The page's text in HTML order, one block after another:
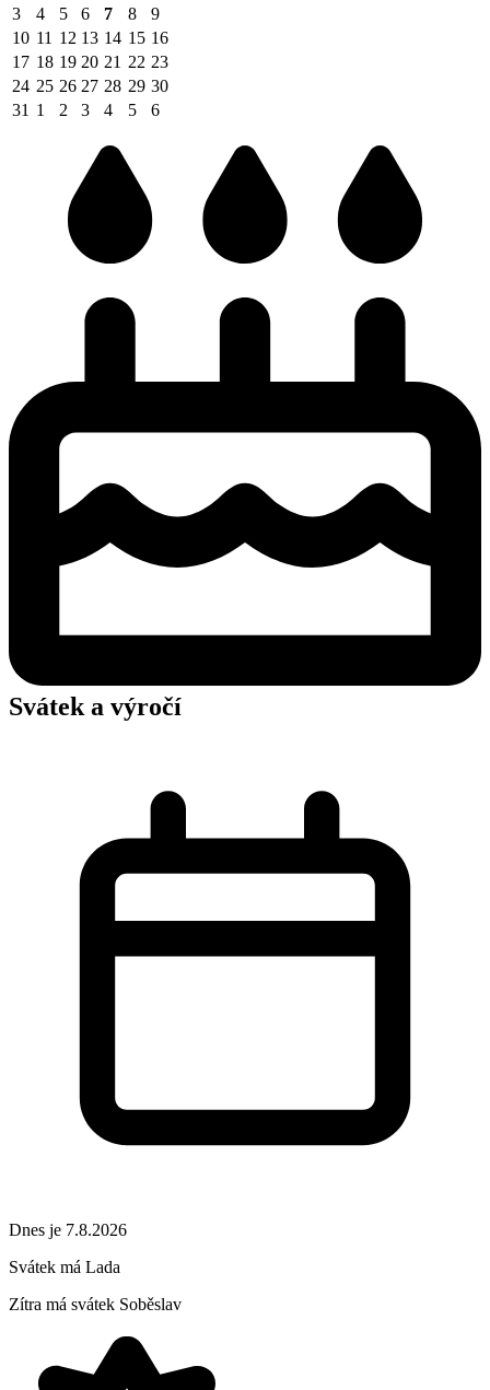
3
4 5 6 7 8
9
10 11 12 13 14 15 16
17 18 19 20 21 22 23
24 25 26 27 28 29 30
31 1 2 3 4 5 6
Svátek a výročí
Dnes je 7.8.2026
Svátek má Lada
Zítra má svátek Soběslav